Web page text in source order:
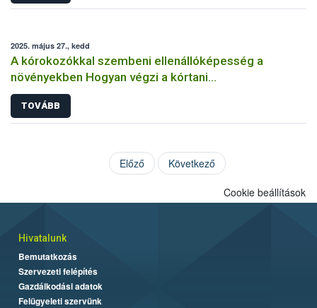
2025. május 27., kedd
A kórokozókkal szembeni ellenállóképesség a
növényekben Hogyan végzi a kórtani
rezisztenciavizsgálatokat a Nébih?
TOVÁBB
Előző Következő
Cookie beállítások
Hivatalunk
Bemutatkozás
Szervezeti felépítés
Gazdálkodási adatok
Felügyeleti szervünk